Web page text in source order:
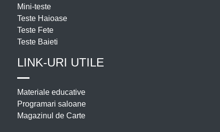
Mini-teste
Teste Haioase
Teste Fete
Teste Baieti
LINK-URI UTILE
Materiale educative
Programari saloane
Magazinul de Carte